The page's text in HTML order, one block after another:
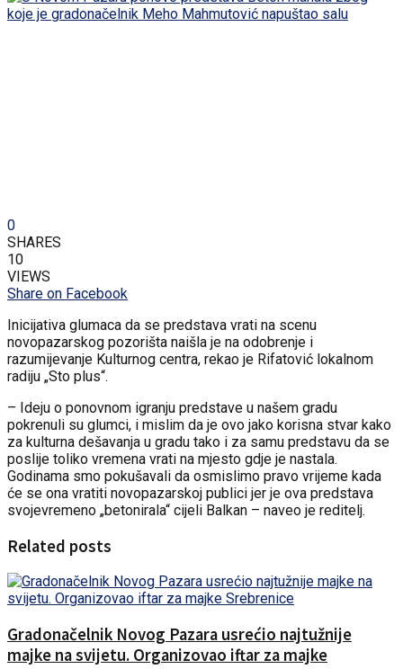
0
SHARES
10
VIEWS
Share on Facebook
Inicijativa glumaca da se predstava vrati na scenu
novopazarskog pozorišta naišla je na odobrenje i
razumijevanje Kulturnog centra, rekao je Rifatović lokalnom
radiju „Sto plus“.
– Ideju o ponovnom igranju predstave u našem gradu
pokrenuli su glumci, i mislim da je ovo jako korisna stvar kako
za kulturna dešavanja u gradu tako i za samu predstavu da se
poslije toliko vremena vrati na mjesto gdje je nastala.
Godinama smo pokušavali da osmislimo pravo vrijeme kada
će se ona vratiti novopazarskoj publici jer je ova predstava
svojevremeno „betonirala“ cijeli Balkan – naveo je reditelj.
Related posts
Gradonačelnik Novog Pazara usrećio najtužnije
majke na svijetu. Organizovao iftar za majke